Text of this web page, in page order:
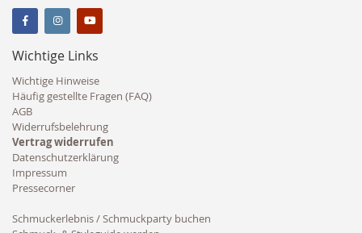
Wichtige Links
Wichtige Hinweise
Häufig gestellte Fragen (FAQ)
AGB
Widerrufsbelehrung
Vertrag widerrufen
Datenschutzerklärung
Impressum
Pressecorner
Schmuckerlebnis / Schmuckparty buchen